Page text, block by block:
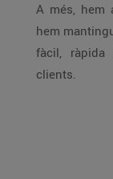
A més, hem
hem
fàcil,
clients.